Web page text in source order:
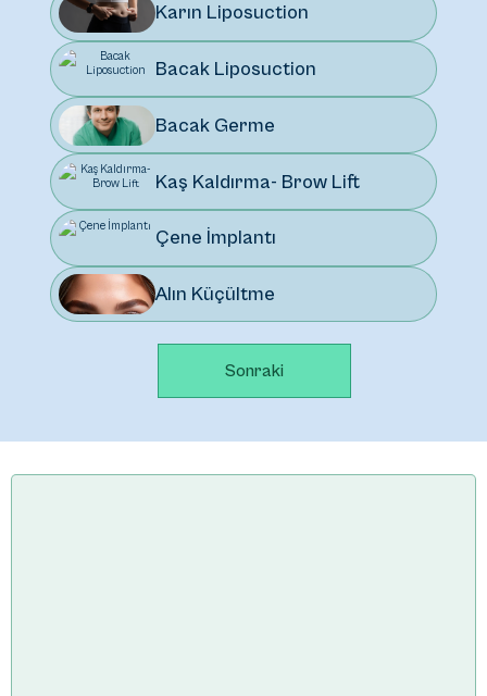
Karın Liposuction
Bacak Liposuction
Bacak Germe
Kaş Kaldırma- Brow Lift
Çene İmplantı
Alın Küçültme
Sonraki